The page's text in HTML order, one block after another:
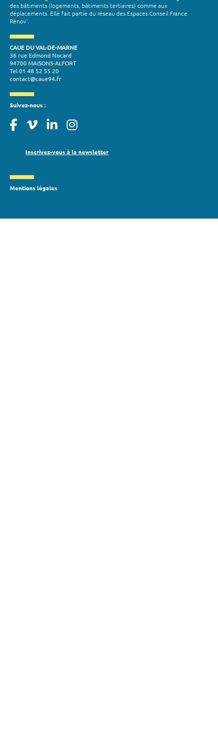
des bâtiments (logements, bâtiments tertiaires) comme aux
déplacements. Elle fait partie du réseau des Espaces Conseil France
Rénov'.
CAUE DU VAL-DE-MARNE
36 rue Edmond Nocard
94700 MAISONS-ALFORT
Tel 01 48 52 55 20
contact@caue94.fr
Suivez-nous :
Inscrivez-vous à la newsletter
Mentions légales